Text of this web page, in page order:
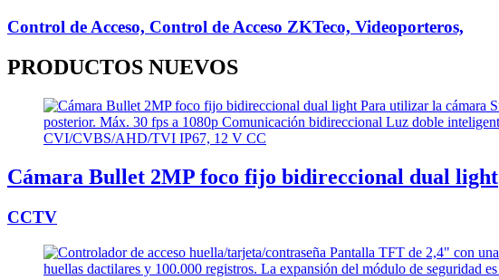
Control de Acceso, Control de Acceso ZKTeco, Videoporteros,
PRODUCTOS NUEVOS
Cámara Bullet 2MP foco fijo bidireccional dual light
CCTV